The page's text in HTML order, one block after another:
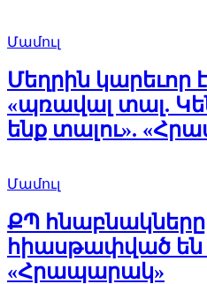
Մամուլ
Մեղրին կարեւոր
«պռավալ տալ.
ենք տալու».
Մամուլ
ՔՊ
հիասթափված են
«Հրապարակ»